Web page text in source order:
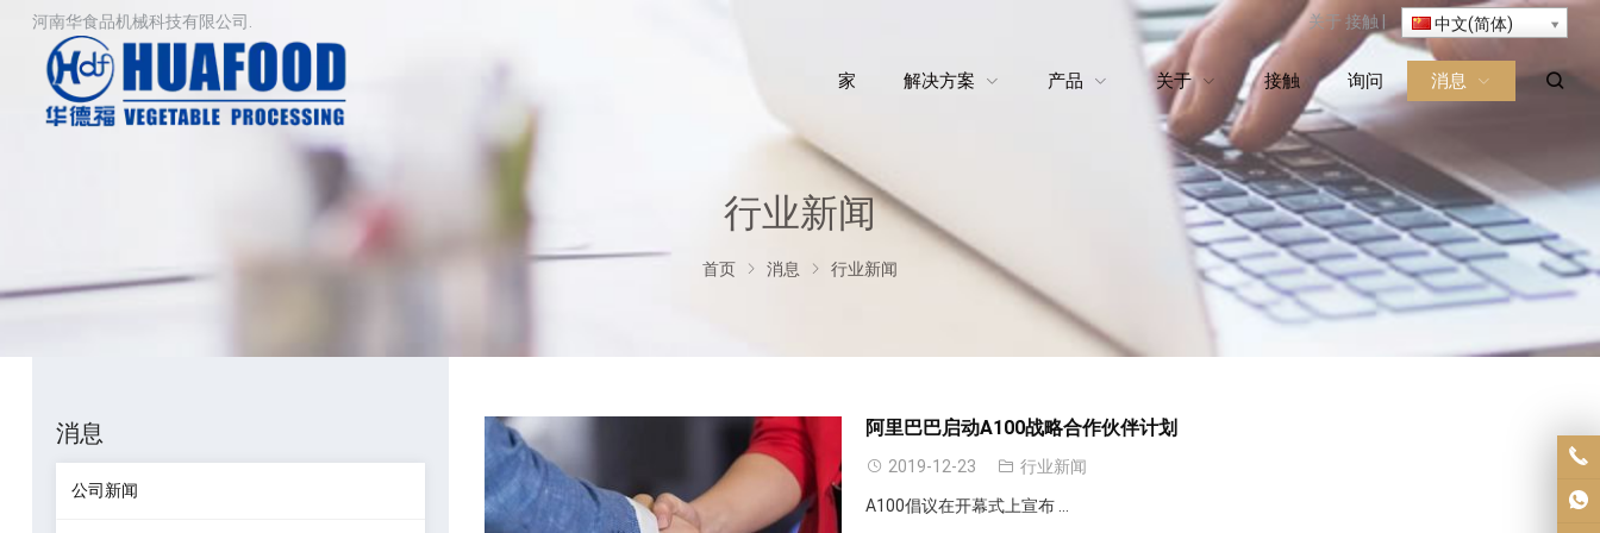
河南华食品机械科技有限公司. 关于 接触 中文(简体)
家 解决方案 产品 关于 接触 询问 消息
行业新闻
首页 消息 行业新闻
阿里巴巴启动A100战略合作伙伴计划
2019-12-23 行业新闻
A100倡议在开幕式上宣布 ...
消息
公司新闻